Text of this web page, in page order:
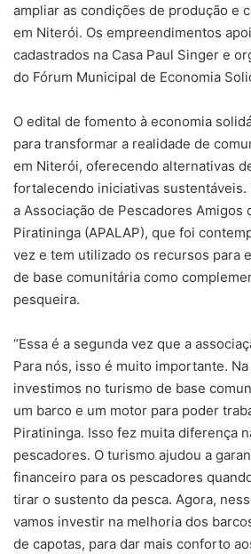
ampliar as condições de produção e
em Niterói. Os empreendimentos
cadastrados na Casa Paul Singer e
do Fórum Municipal de Economia
O edital de fomento à economia
para transformar a realidade de
em Niterói, oferecendo alternativas
fortalecendo iniciativas sustentáveis.
a Associação de Pescadores Amigos
Piratininga (APALAP), que foi
vez e tem utilizado os recursos para
de base comunitária como
pesqueira.
“Essa é a segunda vez que a
Para nós, isso é muito importante.
investimos no turismo de base
um barco e um motor para poder
Piratininga. Isso fez muita diferença
pescadores. O turismo ajudou a
financeiro para os pescadores
tirar o sustento da pesca. Agora,
vamos investir na melhoria dos
de capotas, para dar mais conforto